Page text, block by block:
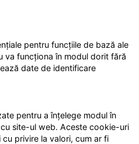
pentru funcțiile de bază ale
va funcționa în modul dorit fără
date de identificare
pentru a înțelege modul în
site-ul web. Aceste cookie-uri
privire la valori, cum ar fi